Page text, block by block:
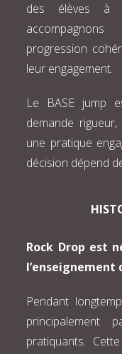
des élèves à
progression
leur engagement.
Le BASE jump
demande
une pratique
décision dépend
Rock Drop est
l’enseignement
Pendant
principalement
pratiquants.